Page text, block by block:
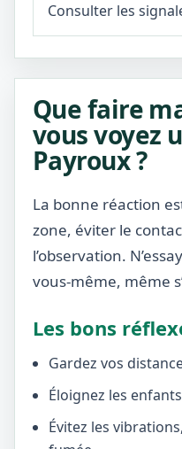
Consulter les
Que faire
vous voyez
Payroux ?
La bonne réaction
zone, éviter le
l’observation.
vous-même, même
Les bons
Gardez vos
Éloignez les
Évitez les